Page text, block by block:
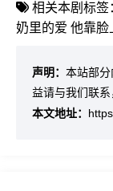
相关本剧标签
奶里的爱 他靠脸
声明： 本站部
益请与我们联系
本文地址：